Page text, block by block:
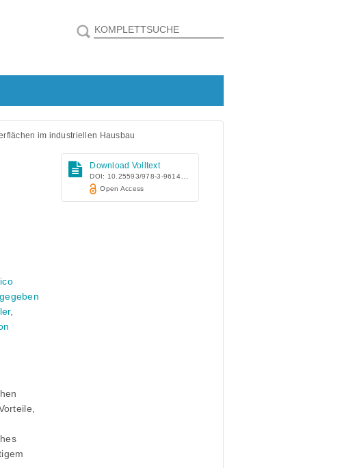
im industriellen Hausbau
,
Download Volltext
DOI: 10.25593/978-3-96147-654-1
Open Access